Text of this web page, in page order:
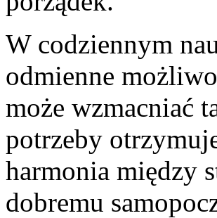
W codziennym
odmienne
może wzmacniać
potrzeby
harmonia między
dobremu